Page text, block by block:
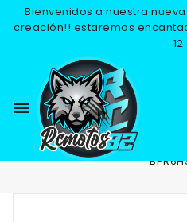
Bienvenidos a nuestra
creación!! estaremos
12
menu
Inicio RECAMBIOS